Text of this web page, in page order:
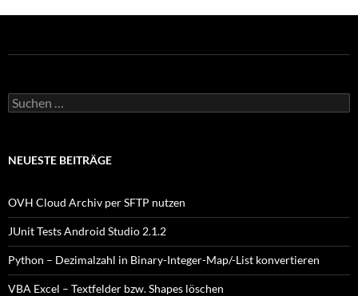
Suchen
nach:
NEUESTE BEITRÄGE
OVH Cloud Archiv per SFTP nutzen
JUnit Tests Android Studio 2.1.2
Python – Dezimalzahl in Binary-Integer-Map/-List konvertieren
VBA Excel – Textfelder bzw. Shapes löschen